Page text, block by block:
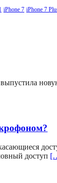
iPhone 7 iPhone 7
доступ